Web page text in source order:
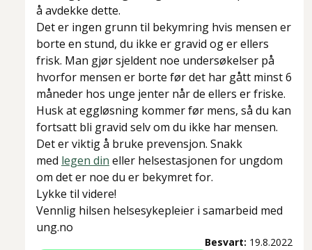
å avdekke dette.
Det er ingen grunn til bekymring hvis mensen er
borte en stund, du ikke er gravid og er ellers
frisk. Man gjør sjeldent noe undersøkelser på
hvorfor mensen er borte før det har gått minst 6
måneder hos unge jenter når de ellers er friske.
Husk at eggløsning kommer før mens, så du kan
fortsatt bli gravid selv om du ikke har mensen.
Det er viktig å bruke prevensjon. Snakk
med legen din eller helsestasjonen for ungdom
om det er noe du er bekymret for.
Lykke til videre!
Vennlig hilsen helsesykepleier i samarbeid med
ung.no
Besvart: 19.8.2022